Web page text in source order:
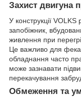
Захист двигуна
У конструкції
запобіжник,
живлення при
Це важливо для
обладнання часто
може зазнавати
перекачування
Обмеження та